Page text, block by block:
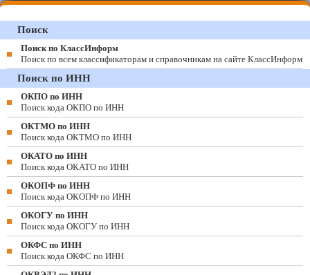
Поиск
Поиск по КлассИнформ
Поиск по всем классификаторам и справочникам на сайте КлассИнформ
Поиск по ИНН
ОКПО по ИНН
Поиск кода ОКПО по ИНН
ОКТМО по ИНН
Поиск кода ОКТМО по ИНН
ОКАТО по ИНН
Поиск кода ОКАТО по ИНН
ОКОПФ по ИНН
Поиск кода ОКОПФ по ИНН
ОКОГУ по ИНН
Поиск кода ОКОГУ по ИНН
ОКФС по ИНН
Поиск кода ОКФС по ИНН